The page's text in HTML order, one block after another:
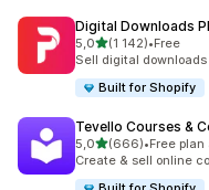
Digital Downloads
5,0z 5 hvězd
(1 142)
Celkový počet recenzí:
•Free
Sell digital downloads
Built for Shopify
Tevello Courses &
5,0z 5 hvězd
(666)
Celkový počet
•Free
Create & sell online